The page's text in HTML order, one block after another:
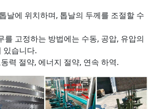
날에 위치하며, 톱날의 두께를 조절할 수
를 고정하는 방법에는 수동, 공압, 유압의
있습니다.
력 절약, 에너지 절약, 연속 하역.